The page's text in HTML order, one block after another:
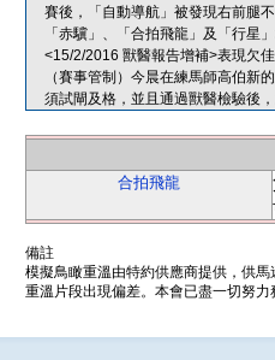
賽後，「自動導航」被發現右前腿
「赤驥」、「合拍飛龍」及「行星
<15/2/2016 獸醫報告增補>表現欠
（賽事管制）今晨在練馬師高伯新
須試閘及格，並且通過獸醫檢驗後，
合拍飛龍
備註
模擬鳥瞰重溫由特約供應商提供，供
重溫片段出現偏差。本會已盡一切努